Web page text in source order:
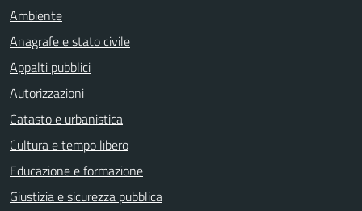
Ambiente
Anagrafe e stato civile
Appalti pubblici
Autorizzazioni
Catasto e urbanistica
Cultura e tempo libero
Educazione e formazione
Giustizia e sicurezza pubblica